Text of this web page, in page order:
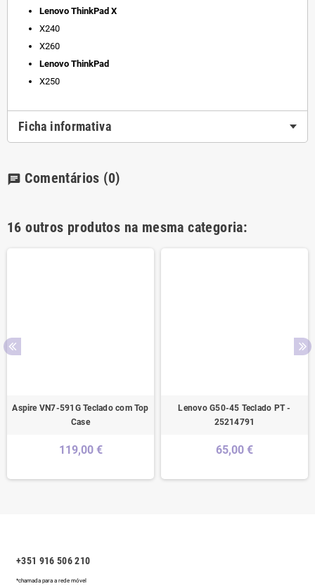
Lenovo ThinkPad X
X240
X260
Lenovo ThinkPad
X250
Ficha informativa
chat Comentários (0)
16 outros produtos na mesma categoria:
Aspire VN7-591G Teclado com Top
Case
119,00 €
Lenovo G50-45 Teclado PT -
25214791
65,00 €
+351 916 506 210
*chamada para a rede móvel